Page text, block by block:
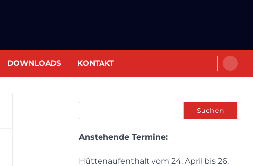
DOWNLOADS KONTAKT
Suchen
Anstehende Termine:
Hüttenaufenthalt vom 24. April bis 26.